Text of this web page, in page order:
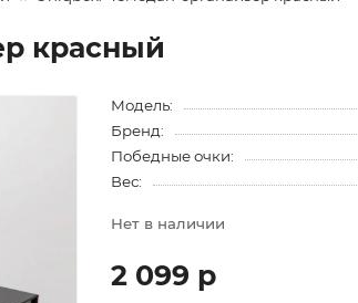
красный
Модель:
Бренд:
Победные очки:
Вес:
Нет в наличии
2 099 р